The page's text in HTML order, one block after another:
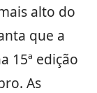
alto do
que a
15ª edição
As